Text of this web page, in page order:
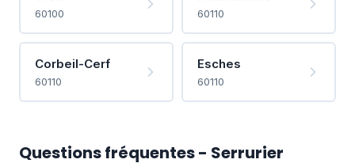
60100 60110
Corbeil-Cerf
60110
Esches
60110
Questions fréquentes - Serrurier